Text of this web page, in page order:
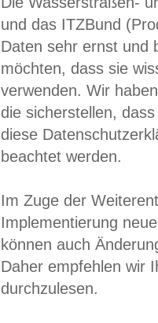
und das ITZBund
Daten sehr ernst und
möchten, dass sie
verwenden. Wir
die sicherstellen,
diese
beachtet werden.
Im Zuge der
Implementierung
können auch
Daher empfehlen wir
durchzulesen.